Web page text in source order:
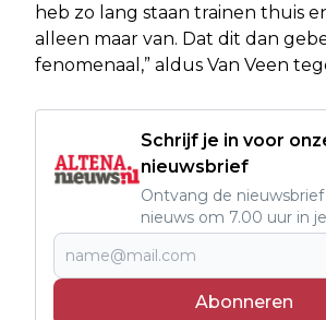
heb zo lang staan trainen thuis
alleen maar van. Dat dit dan
fenomenaal,” aldus Van Veen
Schrijf je in voor
nieuwsbrief
Ontvang de
nieuws om 7.00 uur in
Abonneren